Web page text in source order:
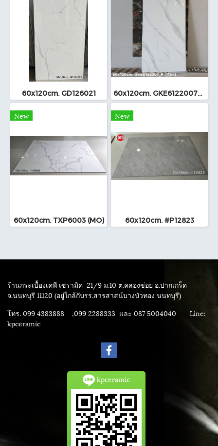
60x120cm. GD126021 60x120cm. GKE6122007_P (TS-I)
New
60x120cm. TXP6003 (MO)
New
60x120cm. #P12823
ร้านกระเบื้องเคพี เซรามิค 21/9 ม.10 ต.คลองข่อย อ.ปากเกร็ด
จ.นนทบุรี 11120 (อยู่ใกล้กับรร.สารสาสน์บางบัวทอง นนทบุรี)
โทร. 099 4383888 ,099 2288333 และ 087 5004040 Line:
kpceramic
kpceramic